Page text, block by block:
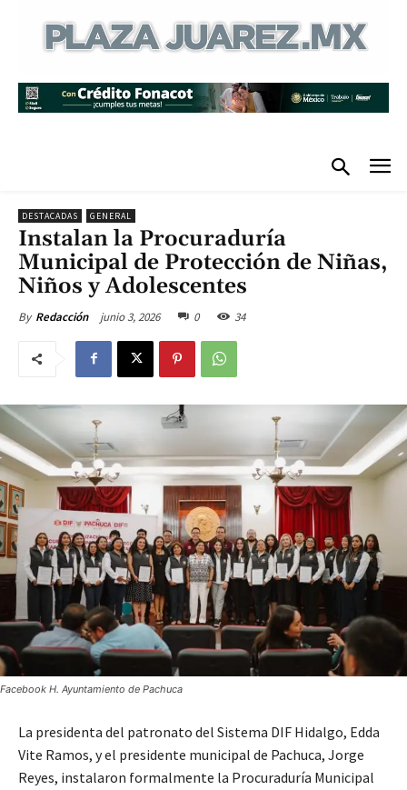
DESTACADAS GENERAL
Instalan la Procuraduría
Municipal de Protección de Niñas,
Niños y Adolescentes
By Redacción junio 3, 2026 0 34
Facebook H. Ayuntamiento de Pachuca
La presidenta del patronato del Sistema DIF Hidalgo, Edda
Vite Ramos, y el presidente municipal de Pachuca, Jorge
Reyes, instalaron formalmente la Procuraduría Municipal